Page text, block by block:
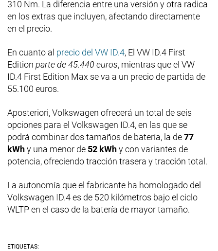
310 Nm. La diferencia entre una versión y otra radica
en los extras que incluyen, afectando directamente
en el precio.
En cuanto al precio del VW ID.4, El VW ID.4 First
Edition parte de 45.440 euros, mientras que el VW
ID.4 First Edition Max se va a un precio de partida de
55.100 euros.
Aposteriori, Volkswagen ofrecerá un total de seis
opciones para el Volkswagen ID.4, en las que se
podrá combinar dos tamaños de batería, la de77
kWhy una menor de 52 kWhy con variantes de
potencia, ofreciendo tracción trasera y tracción total.
La autonomía que el fabricante ha homologado del
Volkswagen ID.4 es de 520 kilómetros bajo el ciclo
WLTP en el caso de la batería de mayor tamaño.
ETIQUETAS: